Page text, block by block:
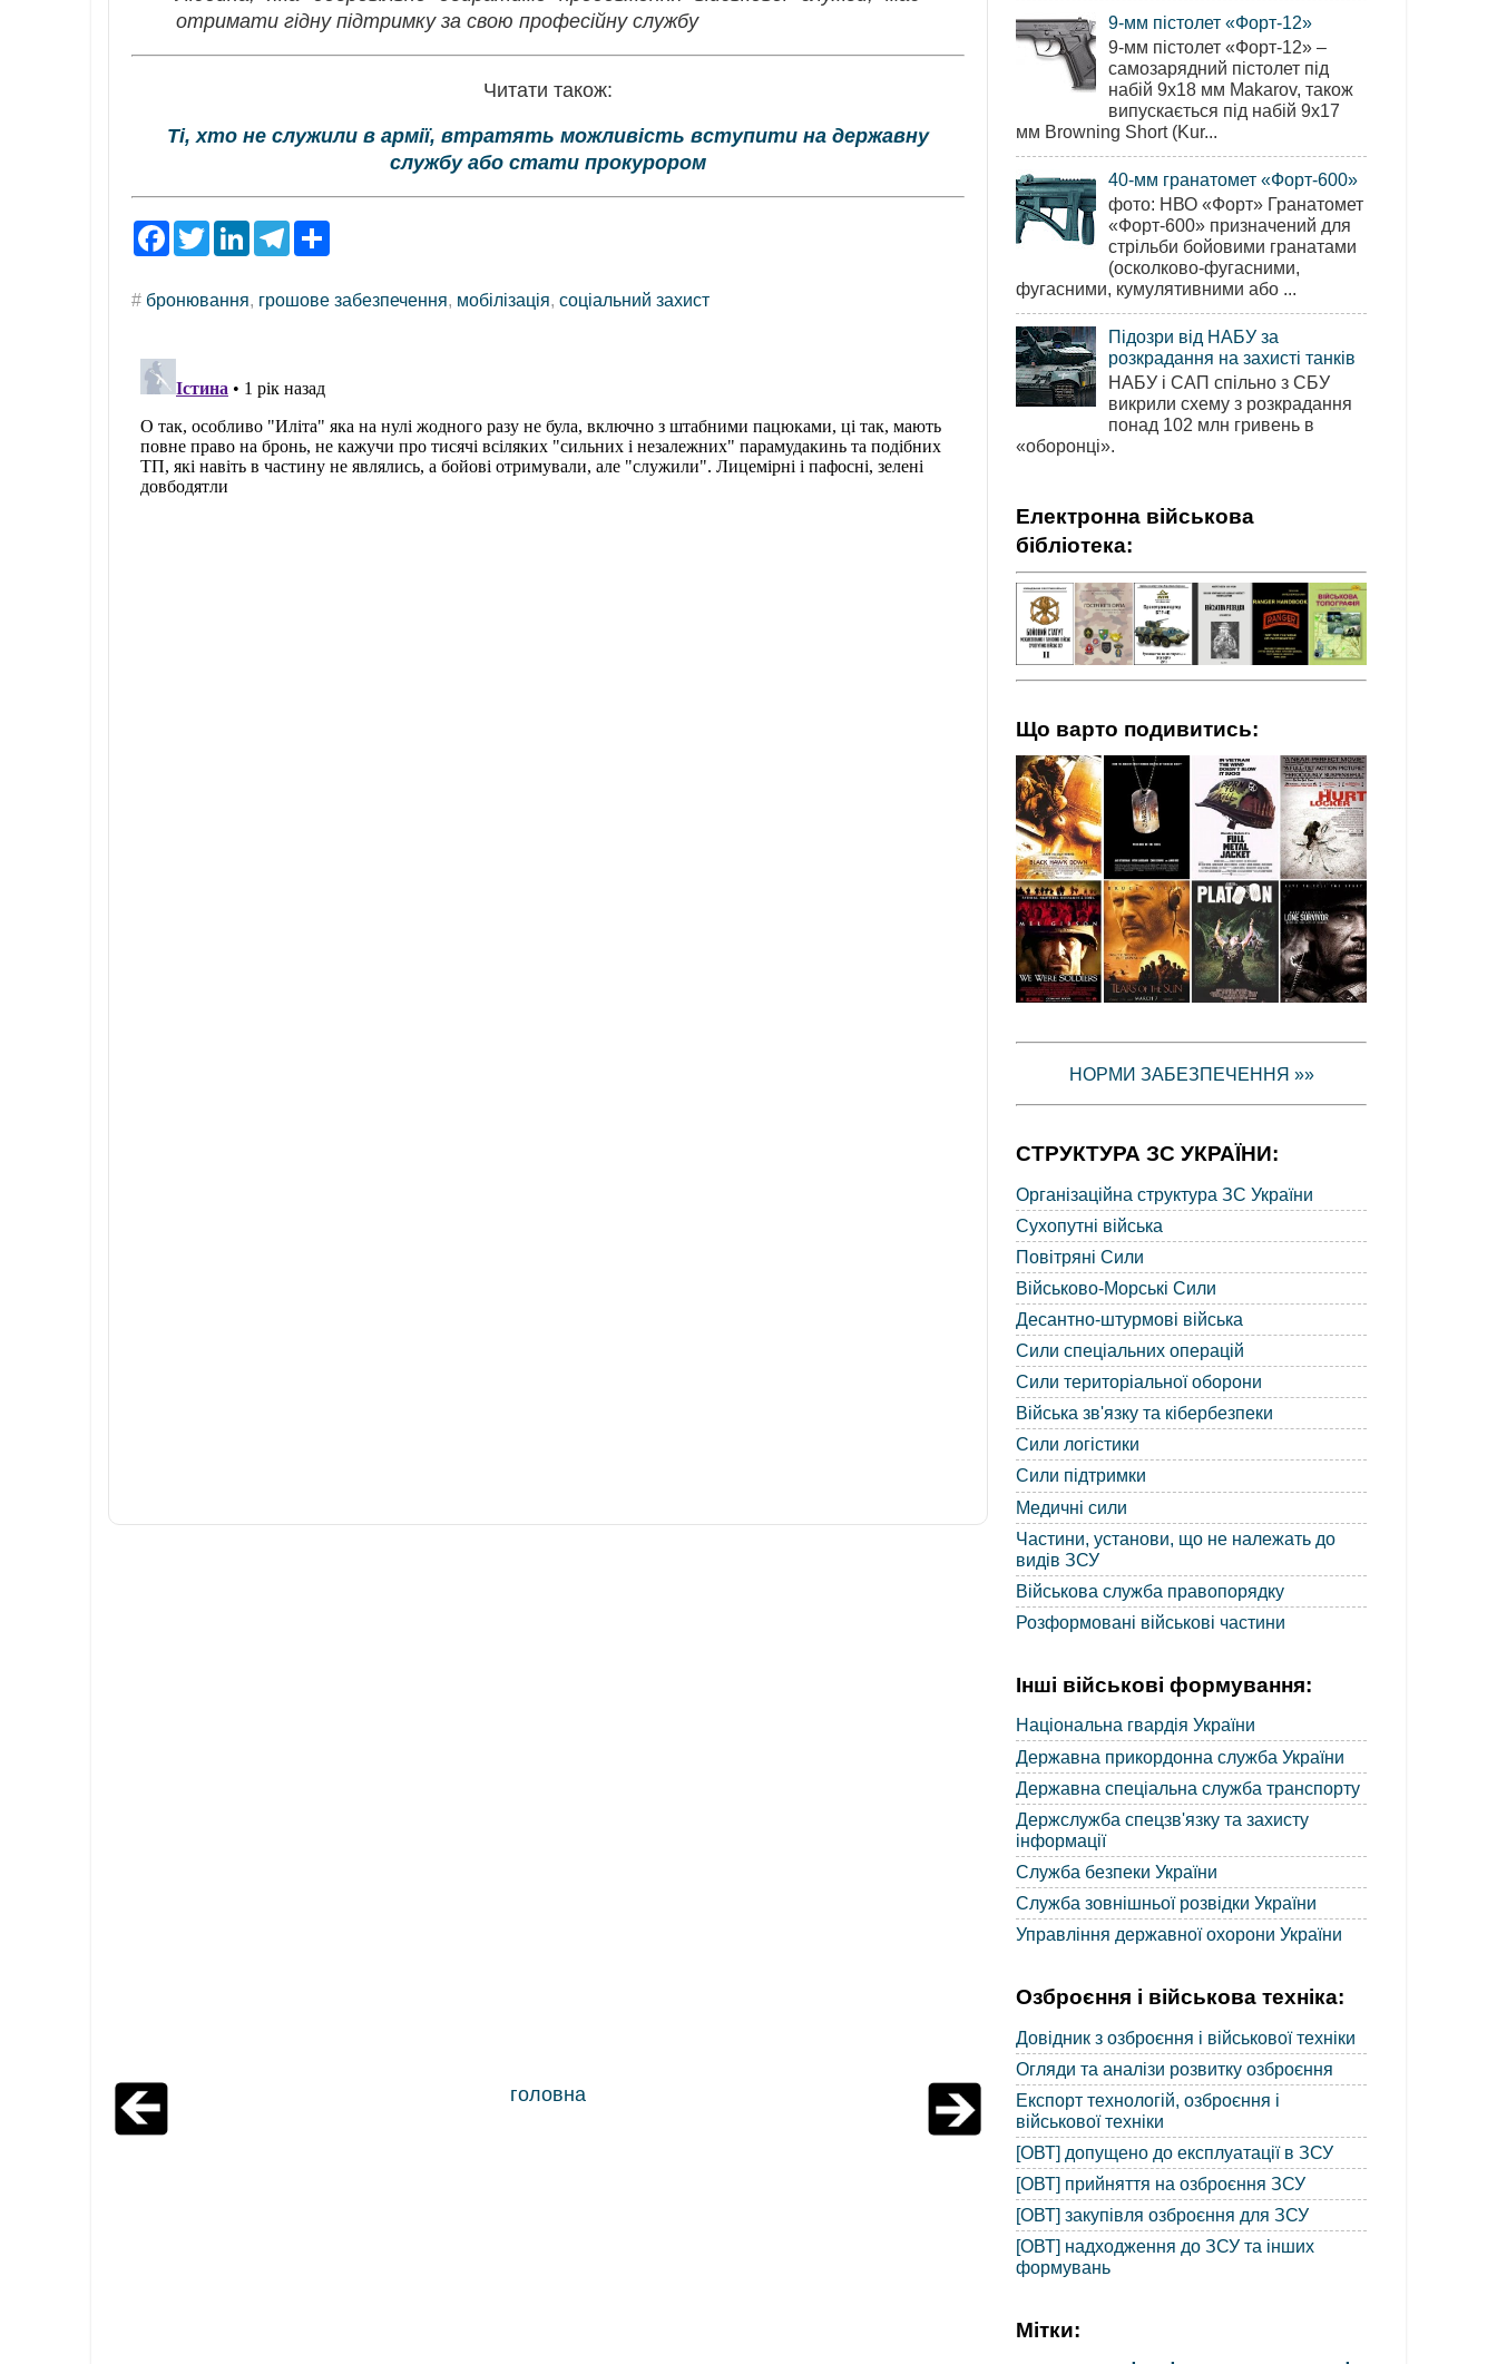
отримати гідну підтримку за свою професійну службу
Читати також:
Ті, хто не служили в армії, втратять можливість вступити на державну
службу або стати прокурором
F
a
b
k
T
w
t
L
e
T
g
e
# бронювання, грошове забезпечення, мобілізація, соціальний захист
головна
9-мм пістолет «Форт-12»
9-мм пістолет «Форт-12» –
самозарядний пістолет під
набій 9х18 мм Makarov, також
випускається під набій 9х17
мм Browning Short (Kur...
40-мм гранатомет «Форт-600»
фото: НВО «Форт» Гранатомет
«Форт-600» призначений для
стрільби бойовими гранатами
(осколково-фугасними,
фугасними, кумулятивними або ...
Підозри від НАБУ за
розкрадання на захисті танків
НАБУ і САП спільно з СБУ
викрили схему з розкрадання
понад 102 млн гривень в
«оборонці».
Електронна військова
бібліотека:
Що варто подивитись:
НОРМИ ЗАБЕЗПЕЧЕННЯ »»
СТРУКТУРА ЗС УКРАЇНИ:
Організаційна структура ЗС України
Сухопутні війська
Повітряні Сили
Військово-Морські Сили
Десантно-штурмові війська
Сили спеціальних операцій
Сили територіальної оборони
Війська зв'язку та кібербезпеки
Сили логістики
Сили підтримки
Медичні сили
Частини, установи, що не належать до
видів ЗСУ
Військова служба правопорядку
Розформовані військові частини
Інші військові формування:
Національна гвардія України
Державна прикордонна служба України
Державна спеціальна служба транспорту
Держслужба спецзв'язку та захисту
інформації
Служба безпеки України
Служба зовнішньої розвідки України
Управління державної охорони України
Озброєння і військова техніка:
Довідник з озброєння і військової техніки
Огляди та аналізи розвитку озброєння
Експорт технологій, озброєння і
військової техніки
[ОВТ] допущено до експлуатації в ЗСУ
[ОВТ] прийняття на озброєння ЗСУ
[ОВТ] закупівля озброєння для ЗСУ
[ОВТ] надходження до ЗСУ та інших
формувань
Мітки: